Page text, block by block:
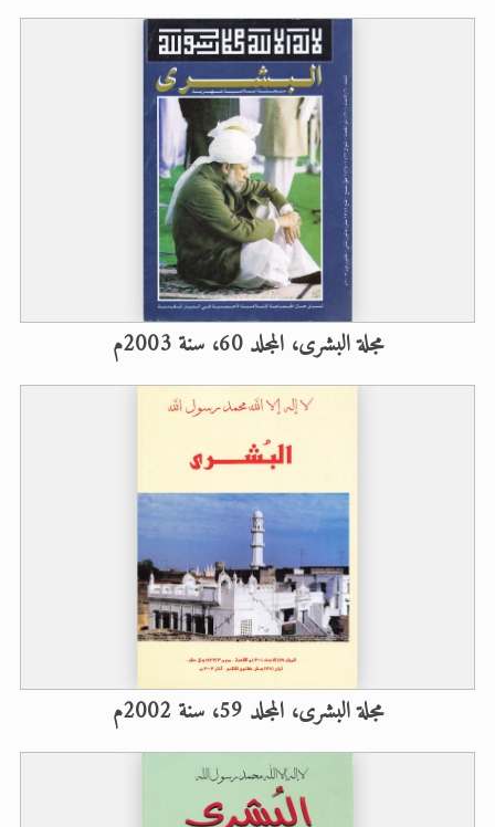
مجلة البشرى، المجلد 60، سنة 2003م
مجلة البشرى، المجلد 59، سنة 2002م